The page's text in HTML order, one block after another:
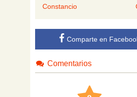
Constancio
Comparte en
Comentarios